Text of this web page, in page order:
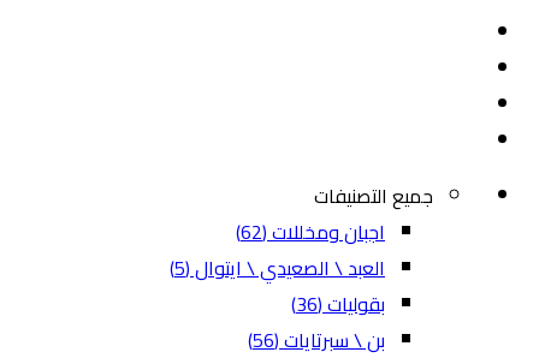
جميع التصنيفات
اجبان ومخللات(62)
العبد \ الصعيدي \ ايتوال(5)
بقوليات(36)
بن \ سبرتايات(56)